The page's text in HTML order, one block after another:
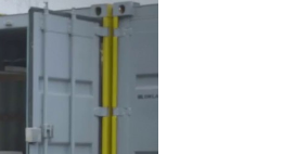
website.